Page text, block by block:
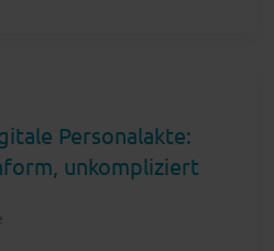
Personalakte:
unkompliziert